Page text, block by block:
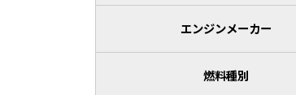
エンジンメーカー
燃料種別